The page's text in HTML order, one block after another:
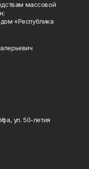
массовой
«Республика
ул. 50-летия